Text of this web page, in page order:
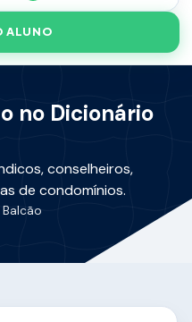
ALUNO
no Dicionário
conselheiros,
de condomínios.
Balcão